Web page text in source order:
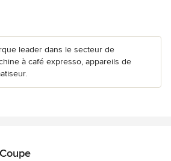
leader dans le secteur de
à café expresso, appareils de